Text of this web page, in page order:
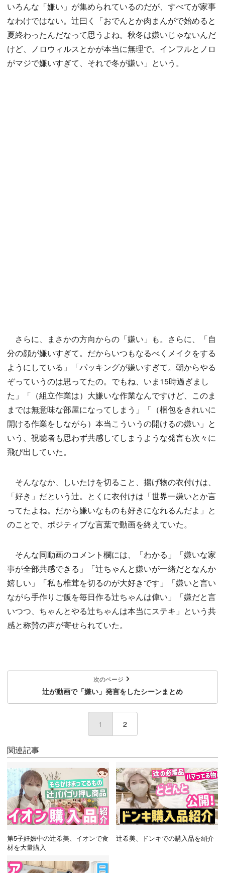
いろんな「嫌い」が集められているのだが、すべてが家事
なわけではない。辻曰く「おでんとか肉まんがで始めると
夏終わったんだなって思うよね。秋冬は嫌いじゃないんだ
けど、ノロウィルスとかが本当に無理で。インフルとノロ
がマジで嫌いすぎて、それで冬が嫌い」という。
さらに、まさかの方向からの「嫌い」も。さらに、「自
分の顔が嫌いすぎて。だからいつもなるべくメイクをする
ようにしている」「パッキングが嫌いすぎて。朝からやる
ぞっていうのは思ってたの。でもね、いま15時過ぎまし
た」「（組立作業は）大嫌いな作業なんですけど、このま
までは無意味な部屋になってしまう」「（梱包をきれいに
開ける作業をしながら）本当こういうの開けるの嫌い」と
いう、視聴者も思わず共感してしまうような発言も次々に
飛び出していた。
そんななか、しいたけを切ること、揚げ物の衣付けは、
「好き」だという辻。とくに衣付けは「世界一嫌いとか言
ってたよね。だから嫌いなものも好きになれるんだよ」と
のことで、ポジティブな言葉で動画を終えていた。
そんな同動画のコメント欄には、「わかる」「嫌いな家
事が全部共感できる」「辻ちゃんと嫌いが一緒だとなんか
嬉しい」「私も椎茸を切るのが大好きです」「嫌いと言い
ながら手作りご飯を毎日作る辻ちゃんは偉い」「嫌だと言
いつつ、ちゃんとやる辻󠄀ちゃんは本当にステキ」という共
感と称賛の声が寄せられていた。
次のページ
辻が動画で「嫌い」発言をしたシーンまとめ
1 (current)
2
関連記事
第5子妊娠中の辻希美、イオンで食
材を大量購入
辻希美、ドンキでの購入品を紹介